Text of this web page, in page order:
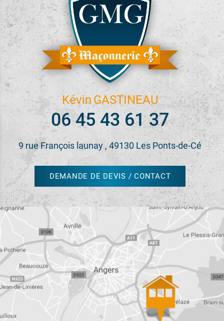
Kévin GASTINEAU
06 45 43 61 37
9 rue François launay , 49130 Les Ponts-de-Cé
DEMANDE DE DEVIS / CONTACT